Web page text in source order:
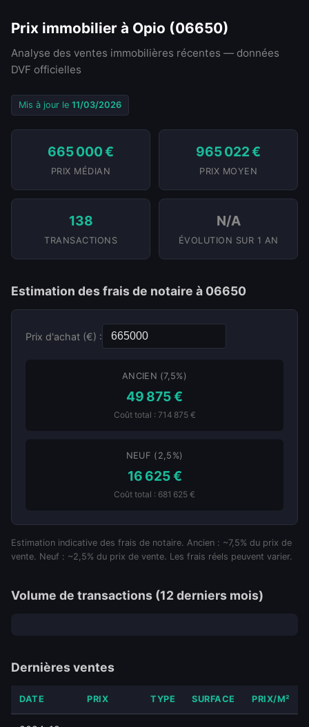
Prix immobilier à Opio (06650)
Analyse des ventes immobilières récentes — données
DVF officielles
Mis à jour le 11/03/2026
665 000 €
PRIX MÉDIAN
965 022 €
PRIX MOYEN
138
TRANSACTIONS
N/A
ÉVOLUTION SUR 1 AN
Estimation des frais de notaire à 06650
Prix d'achat (€) :
ANCIEN (7,5%)
49 875 €
Coût total : 714 875 €
NEUF (2,5%)
16 625 €
Coût total : 681 625 €
Estimation indicative des frais de notaire. Ancien : ~7,5% du prix de
vente. Neuf : ~2,5% du prix de vente. Les frais réels peuvent varier.
Volume de transactions (12 derniers mois)
Dernières ventes
DATE PRIX TYPE SURFACE PRIX/M²